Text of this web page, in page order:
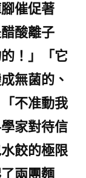
催促著
酸離子
！」「它
無菌的、
不准動我
家對待信
餃的極限
兩團麵